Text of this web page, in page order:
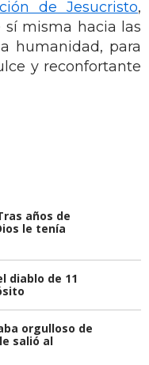
de Jesucristo,
misma hacia las
humanidad, para
y reconfortante
años de
le tenía
diablo de 11
orgulloso de
salió al